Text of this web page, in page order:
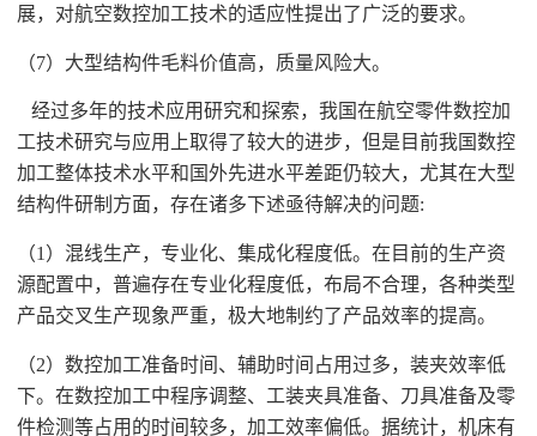
展，对航空数控加工技术的适应性提出了广泛的要求。
（7）大型结构件毛料价值高，质量风险大。
经过多年的技术应用研究和探索，我国在航空零件数控加
工技术研究与应用上取得了较大的进步，但是目前我国数控
加工整体技术水平和国外先进水平差距仍较大，尤其在大型
结构件研制方面，存在诸多下述亟待解决的问题:
（1）混线生产，专业化、集成化程度低。在目前的生产资
源配置中，普遍存在专业化程度低，布局不合理，各种类型
产品交叉生产现象严重，极大地制约了产品效率的提高。
（2）数控加工准备时间、辅助时间占用过多，装夹效率低
下。在数控加工中程序调整、工装夹具准备、刀具准备及零
件检测等占用的时间较多，加工效率偏低。据统计，机床有